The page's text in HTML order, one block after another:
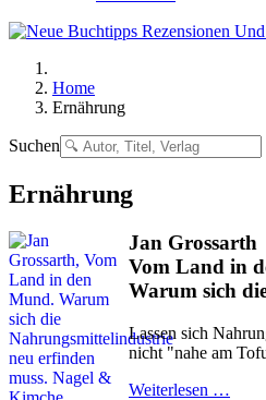
Home
Ernährung
Suchen
Ernährung
Jan Grossarth
Vom Land in
Warum sich
Lassen sich
nicht "nahe am
Weiterlesen …